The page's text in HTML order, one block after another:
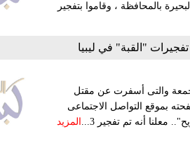
بالمحافظة ، وقاموا بتفجير
"القبة" في ليبيا
والتى أسفرت عن مقتل
بموقع التواصل الاجتماعى
المزيد